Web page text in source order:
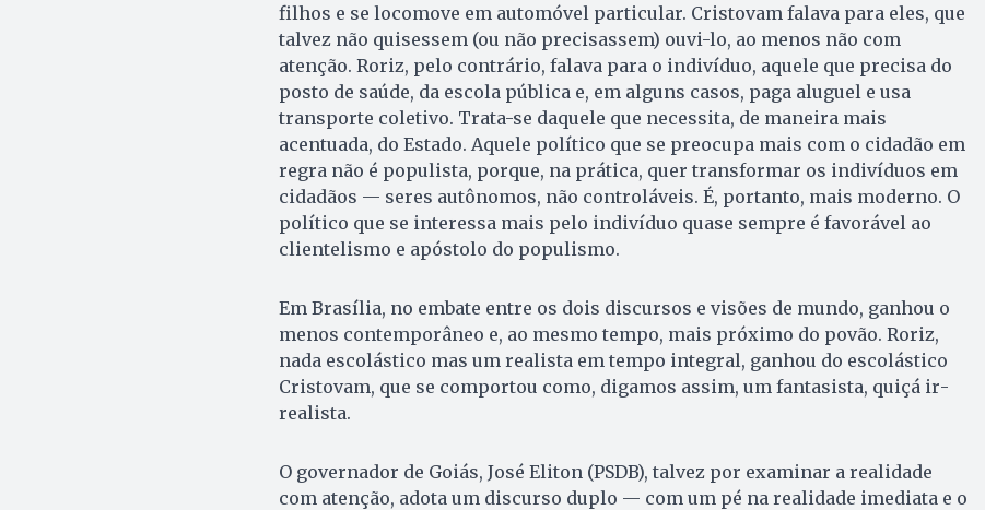
filhos e se locomove em automóvel particular. Cristovam falava para eles, que
talvez não quisessem (ou não precisassem) ouvi-lo, ao me­nos não com
atenção. Roriz, pe­lo contrário, falava para o in­di­víduo, aquele que precisa do
pos­to de saúde, da escola pública e, em alguns casos, paga aluguel e usa
transporte coletivo. Tra­ta-se daquele que necessita, de maneira mais
acentuada, do Es­tado. Aquele político que se pre­ocupa mais com o cidadão em
regra não é populista, porque, na prática, quer transformar os indivíduos em
cidadãos — seres autônomos, não controláveis. É, portanto, mais mo­der­no. O
político que se interessa mais pelo indivíduo quase sem­pre é favorável ao
clientelismo e apóstolo do populismo.
Em Brasília, no embate entre os dois discursos e visões de mun­do, ganhou o
menos contemporâneo e, ao mesmo tem­po, mais próximo do povão. Ro­riz,
nada escolástico mas um rea­lista em tempo integral, ga­n­hou do escolástico
Cristovam, que se comportou como, digamos assim, um fantasista, quiçá ir­
realista.
O governador de Goiás, José Eli­ton (PSDB), talvez por examinar a realidade
com atenção, adota um discurso duplo — com um pé na realidade imediata e o